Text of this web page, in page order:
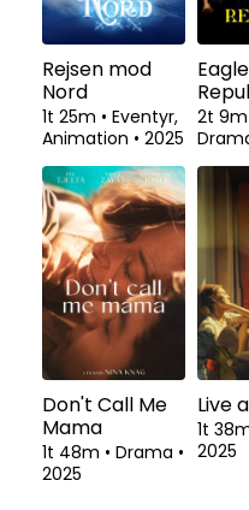
Rejsen mod
Nord
1t 25m • Eventyr,
Animation • 2025
2t 9m
Don't Call Me
Mama
1t 48m • Drama •
2025
Live
1t
2025